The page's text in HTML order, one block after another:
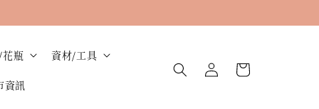
瓶 資材/工具
資訊